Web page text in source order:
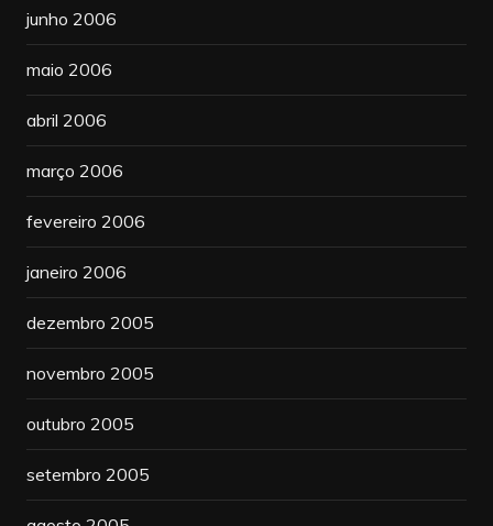
junho 2006
maio 2006
abril 2006
março 2006
fevereiro 2006
janeiro 2006
dezembro 2005
novembro 2005
outubro 2005
setembro 2005